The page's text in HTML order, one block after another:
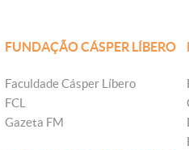
FUNDAÇÃO CÁSPER LÍBERO
Faculdade Cásper Líbero
FCL
Gazeta FM